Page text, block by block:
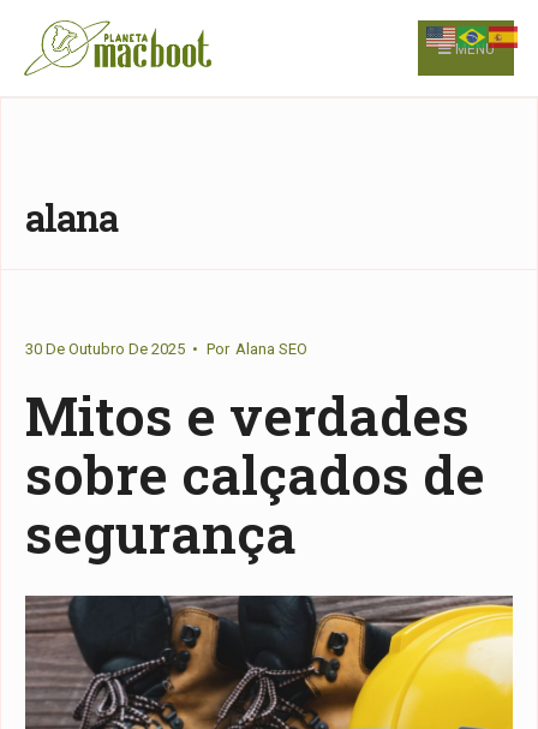
Skip
to
MENU
alana
30 De Outubro De 2025 • Por Alana SEO
Mitos e verdades
sobre calçados de
segurança